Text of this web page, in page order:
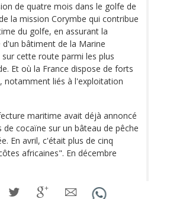
de quatre mois dans le golfe de
la mission Corymbe qui contribue
du golfe, en assurant la
bâtiment de la Marine
cette route parmi les plus
Et où la France dispose de forts
notamment liés à l'exploitation
maritime avait déjà annoncé
de cocaïne sur un bâteau de pêche
En avril, c'était plus de cinq
africaines". En décembre